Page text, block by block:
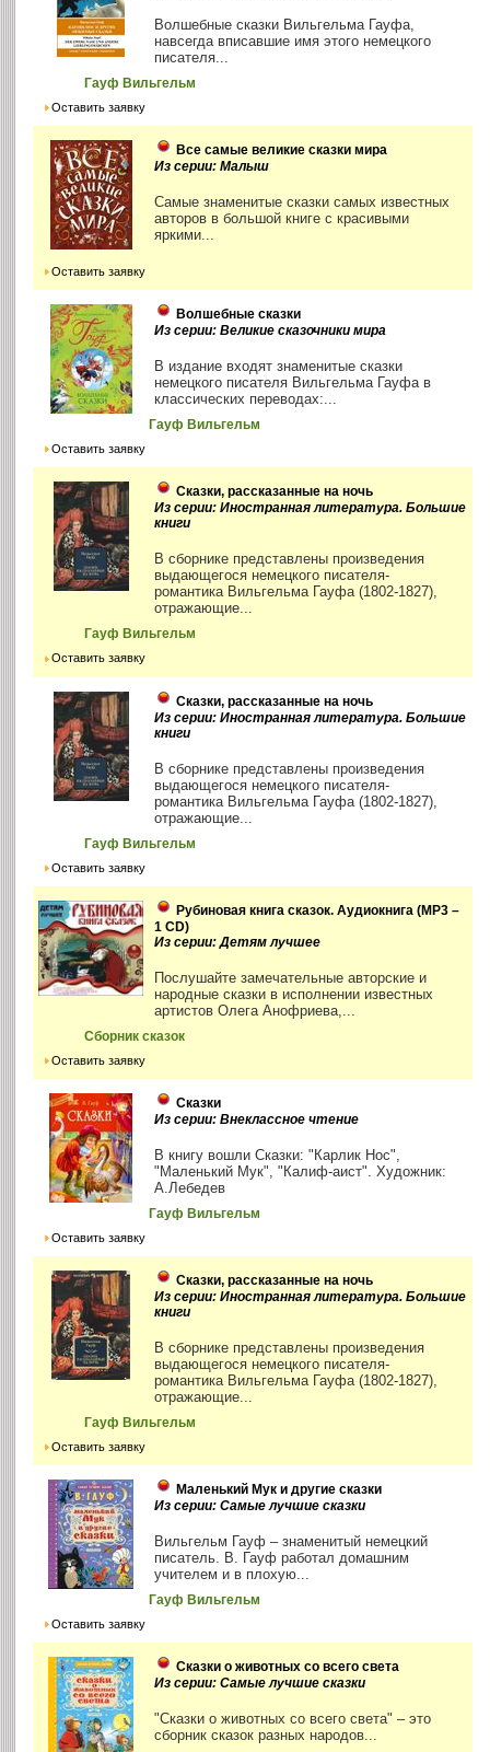
Волшебные сказки Вильгельма Гауфа,
навсегда вписавшие имя этого немецкого
писателя...
Гауф Вильгельм
Оставить заявку
Все самые великие сказки мира
Из серии: Малыш
Самые знаменитые сказки самых известных
авторов в большой книге с красивыми
яркими...
Оставить заявку
Волшебные сказки
Из серии: Великие сказочники мира
В издание входят знаменитые сказки
немецкого писателя Вильгельма Гауфа в
классических переводах:...
Гауф Вильгельм
Оставить заявку
Сказки, рассказанные на ночь
Из серии: Иностранная литература. Большие
книги
В сборнике представлены произведения
выдающегося немецкого писателя-
романтика Вильгельма Гауфа (1802-1827),
отражающие...
Гауф Вильгельм
Оставить заявку
Сказки, рассказанные на ночь
Из серии: Иностранная литература. Большие
книги
В сборнике представлены произведения
выдающегося немецкого писателя-
романтика Вильгельма Гауфа (1802-1827),
отражающие...
Гауф Вильгельм
Оставить заявку
Рубиновая книга сказок. Аудиокнига (MP3 –
1 CD)
Из серии: Детям лучшее
Послушайте замечательные авторские и
народные сказки в исполнении известных
артистов Олега Анофриева,...
Сборник сказок
Оставить заявку
Сказки
Из серии: Внеклассное чтение
В книгу вошли Сказки: "Карлик Нос",
"Маленький Мук", "Калиф-аист". Художник:
А.Лебедев
Гауф Вильгельм
Оставить заявку
Сказки, рассказанные на ночь
Из серии: Иностранная литература. Большие
книги
В сборнике представлены произведения
выдающегося немецкого писателя-
романтика Вильгельма Гауфа (1802-1827),
отражающие...
Гауф Вильгельм
Оставить заявку
Маленький Мук и другие сказки
Из серии: Самые лучшие сказки
Вильгельм Гауф – знаменитый немецкий
писатель. В. Гауф работал домашним
учителем и в плохую...
Гауф Вильгельм
Оставить заявку
Сказки о животных со всего света
Из серии: Самые лучшие сказки
"Сказки о животных со всего света" – это
сборник сказок разных народов...